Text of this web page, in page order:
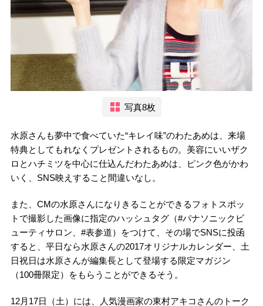
写真8枚
水原さんも夢中で食べていた“キレイ味”のわたあめは、来場
特典としてもれなくプレゼントされるもの。美容にいいザク
ロとハチミツを中心に仕込んだわたあめは、ピンク色がかわ
いく、SNS映えすること間違いなし。
また、CMの水原さんになりきることができるフォトスポッ
トで撮影した画像に指定のハッシュタグ（#パナソニックビ
ューティサロン、#表参道）をつけて、その場でSNSに投函
すると、平日なら水原さんの2017オリジナルカレンダー、土
日祝日は水原さんが編集長として登場する限定マガジン
（100冊限定）をもらうことができるそう。
12月17日（土）には、人気漫画家の東村アキコさんのトーク